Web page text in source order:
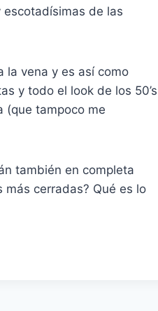
de las
la vena y es así como
y todo el look de los 50’s
(que tampoco me
también en completa
cerradas? Qué es lo